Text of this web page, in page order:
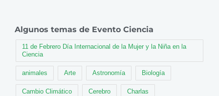
Algunos temas de Evento Ciencia
11 de Febrero Día Internacional de la Mujer y la Niña en la
Ciencia
animales Arte Astronomía Biología
Cambio Climático Cerebro Charlas